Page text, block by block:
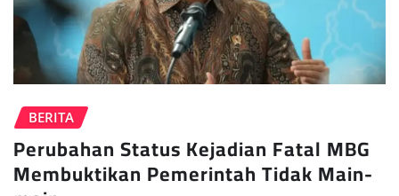
BERITA
Perubahan Status Kejadian Fatal MBG
Membuktikan Pemerintah Tidak Main-